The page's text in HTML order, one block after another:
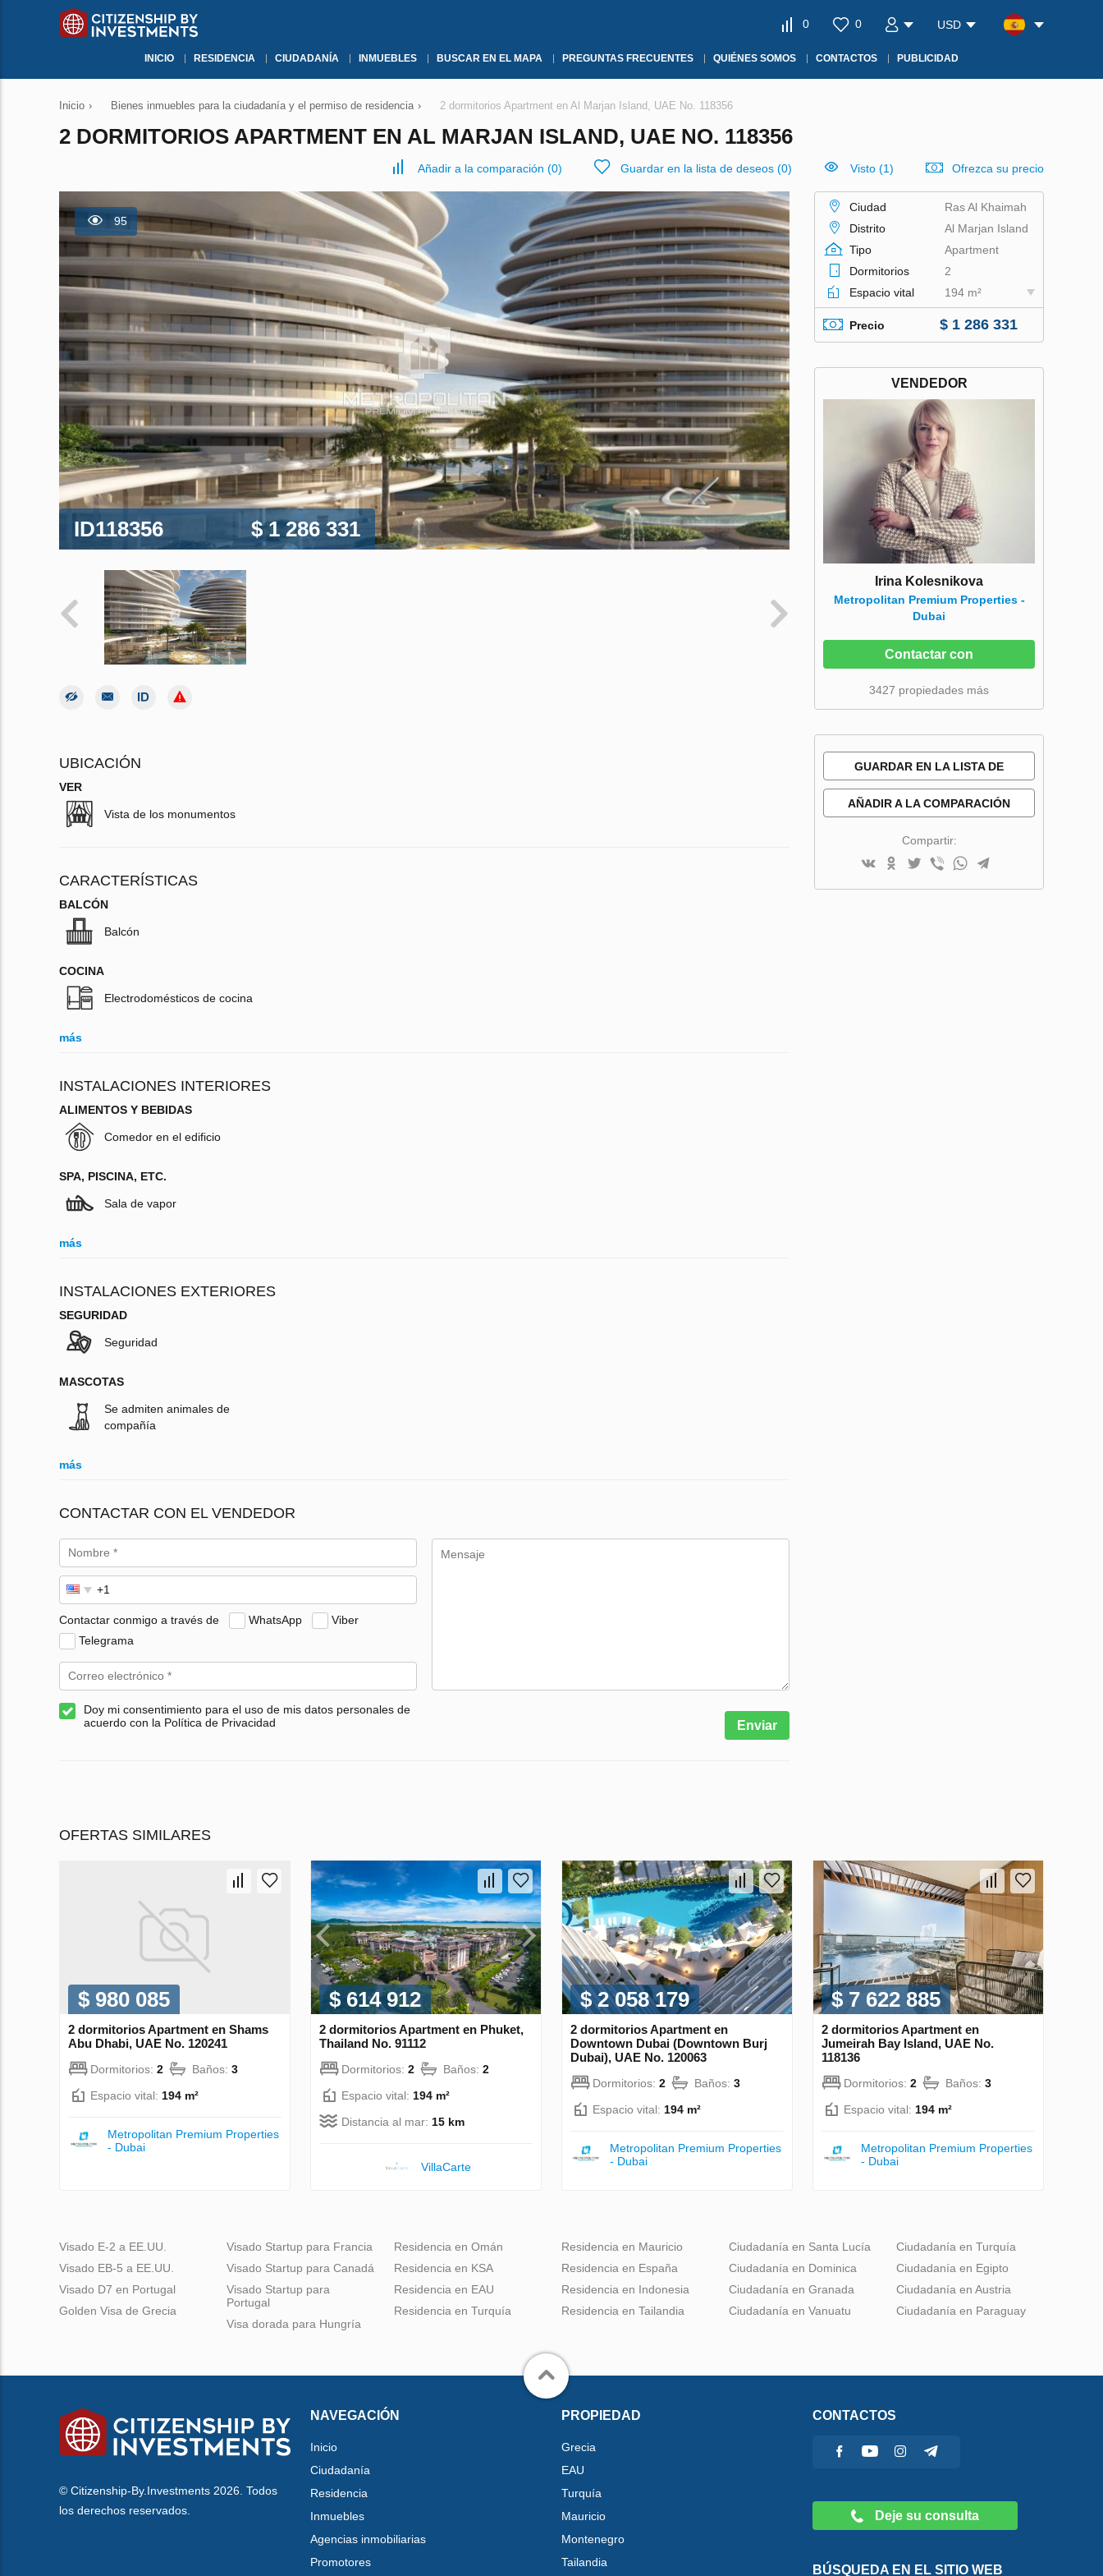
0 0 USD
INICIO RESIDENCIA CIUDADANÍA INMUEBLES BUSCAR EN EL MAPA PREGUNTAS FRECUENTES QUIÉNES SOMOS CONTACTOS PUBLICIDAD
Inicio › Bienes inmuebles para la ciudadanía y el permiso de residencia › 2 dormitorios Apartment en Al Marjan Island, UAE No. 118356
2 DORMITORIOS APARTMENT EN AL MARJAN ISLAND, UAE NO. 118356
Añadir a la comparación (0) Guardar en la lista de deseos (0) Visto (1) Ofrezca su precio
95
ID118356 $ 1 286 331
UBICACIÓN
VER
Vista de los monumentos
CARACTERÍSTICAS
BALCÓN
Balcón
COCINA
Electrodomésticos de cocina
más
INSTALACIONES INTERIORES
ALIMENTOS Y BEBIDAS
Comedor en el edificio
SPA, PISCINA, ETC.
Sala de vapor
más
INSTALACIONES EXTERIORES
SEGURIDAD
Seguridad
MASCOTAS
Se admiten animales de
compañía
más
CONTACTAR CON EL VENDEDOR
Contactar conmigo a través de WhatsApp
Viber
Telegrama
Doy mi consentimiento para el uso de mis datos personales de
acuerdo con la Política de Privacidad
Enviar
Ciudad
Ras Al Khaimah
Distrito
Al Marjan Island
Tipo
Apartment
Dormitorios
2
Espacio vital
194 m²
Precio $ 1 286 331
VENDEDOR
Irina Kolesnikova
Metropolitan Premium Properties -
Dubai
Contactar con
3427 propiedades más
GUARDAR EN LA LISTA DE
AÑADIR A LA COMPARACIÓN
Compartir:
OFERTAS SIMILARES
$ 980 085
2 dormitorios Apartment en Shams
Abu Dhabi, UAE No. 120241
Dormitorios: 2 Baños: 3
Espacio vital: 194 m²
Metropolitan Premium Properties
- Dubai
$ 614 912
2 dormitorios Apartment en Phuket,
Thailand No. 91112
Dormitorios: 2 Baños: 2
Espacio vital: 194 m²
Distancia al mar: 15 km
VillaСarte
$ 2 058 179
2 dormitorios Apartment en
Downtown Dubai (Downtown Burj
Dubai), UAE No. 120063
Dormitorios: 2 Baños: 3
Espacio vital: 194 m²
Metropolitan Premium Properties
- Dubai
$ 7 622 885
2 dormitorios Apartment en
Jumeirah Bay Island, UAE No.
118136
Dormitorios: 2 Baños: 3
Espacio vital: 194 m²
Metropolitan Premium Properties
- Dubai
Visado E-2 a EE.UU.
Visado EB-5 a EE.UU.
Visado D7 en Portugal
Golden Visa de Grecia
Visado Startup para Francia
Visado Startup para Canadá
Visado Startup para
Portugal
Visa dorada para Hungría
Residencia en Omán
Residencia en KSA
Residencia en EAU
Residencia en Turquía
Residencia en Mauricio
Residencia en España
Residencia en Indonesia
Residencia en Tailandia
Ciudadanía en Santa Lucía
Ciudadanía en Dominica
Ciudadanía en Granada
Ciudadanía en Vanuatu
Ciudadanía en Turquía
Ciudadanía en Egipto
Ciudadanía en Austria
Ciudadanía en Paraguay
© Citizenship-By.Investments 2026. Todos
los derechos reservados.
NAVEGACIÓN
Inicio
Ciudadanía
Residencia
Inmuebles
Agencias inmobiliarias
Promotores
PROPIEDAD
Grecia
EAU
Turquía
Mauricio
Montenegro
Tailandia
CONTACTOS
Deje su consulta
BÚSQUEDA EN EL SITIO WEB